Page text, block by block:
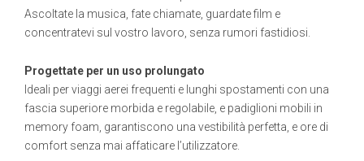
Ascoltate la musica, fate chiamate, guardate film e
concentratevi sul vostro lavoro, senza rumori fastidiosi.
Progettate per un uso prolungato
Ideali per viaggi aerei frequenti e lunghi spostamenti con una
fascia superiore morbida e regolabile, e padiglioni mobili in
memory foam, garantiscono una vestibilità perfetta, e ore di
comfort senza mai affaticare l’utilizzatore.